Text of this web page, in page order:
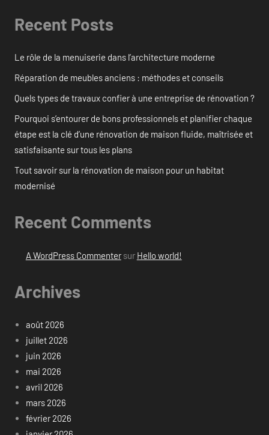
Recent Posts
Le rôle de la menuiserie dans l’architecture moderne
Réparation de meubles anciens : méthodes et conseils
Quels types de travaux confier à une entreprise de rénovation ?
Pourquoi s’entourer de bons professionnels et planifier chaque
étape est la clé d’une rénovation de maison fluide, maîtrisée et
satisfaisante sur tous les plans
Tout savoir sur la rénovation de maison pour un habitat
modernisé
Recent Comments
A WordPress Commentersur Hello world!
Archives
août 2026
juillet 2026
juin 2026
mai 2026
avril 2026
mars 2026
février 2026